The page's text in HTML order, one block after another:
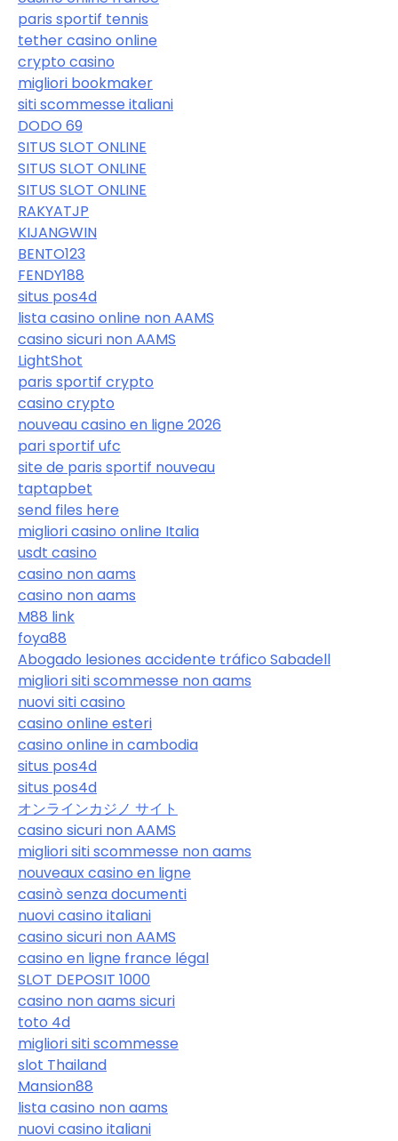
paris sportif tennis
tether casino online
crypto casino
migliori bookmaker
siti scommesse italiani
DODO 69
SITUS SLOT ONLINE
SITUS SLOT ONLINE
SITUS SLOT ONLINE
RAKYATJP
KIJANGWIN
BENTO123
FENDY188
situs pos4d
lista casino online non AAMS
casino sicuri non AAMS
LightShot
paris sportif crypto
casino crypto
nouveau casino en ligne 2026
pari sportif ufc
site de paris sportif nouveau
taptapbet
send files here
migliori casino online Italia
usdt casino
casino non aams
casino non aams
M88 link
foya88
Abogado lesiones accidente tráfico Sabadell
migliori siti scommesse non aams
nuovi siti casino
casino online esteri
casino online in cambodia
situs pos4d
situs pos4d
オンラインカジノ サイト
casino sicuri non AAMS
migliori siti scommesse non aams
nouveaux casino en ligne
casinò senza documenti
nuovi casino italiani
casino sicuri non AAMS
casino en ligne france légal
SLOT DEPOSIT 1000
casino non aams sicuri
toto 4d
migliori siti scommesse
slot Thailand
Mansion88
lista casino non aams
nuovi casino italiani